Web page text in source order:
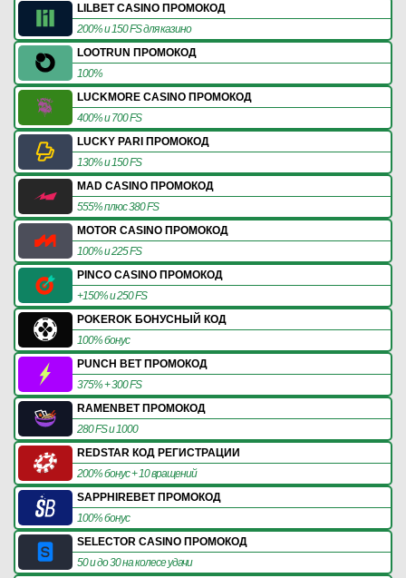
LILBET CASINO ПРОМОКОД
200% и 150 FS для казино
LOOTRUN ПРОМОКОД
100%
LUCKMORE CASINO ПРОМОКОД
400% и 700 FS
LUCKY PARI ПРОМОКОД
130% и 150 FS
MAD CASINO ПРОМОКОД
555% плюс 380 FS
MOTOR CASINO ПРОМОКОД
100% и 225 FS
PINCO CASINO ПРОМОКОД
+150% и 250 FS
POKEROK БОНУСНЫЙ КОД
100% бонус
PUNCH BET ПРОМОКОД
375% + 300 FS
RAMENBET ПРОМОКОД
280 FS и 1000
REDSTAR КОД РЕГИСТРАЦИИ
200% бонус + 10 вращений
SAPPHIREBET ПРОМОКОД
100% бонус
SELECTOR CASINO ПРОМОКОД
50 и до 30 на колесе удачи